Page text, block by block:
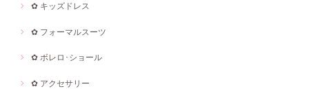
✿ キッズドレス
✿ フォーマルスーツ
✿ ボレロ･ショール
✿ アクセサリー